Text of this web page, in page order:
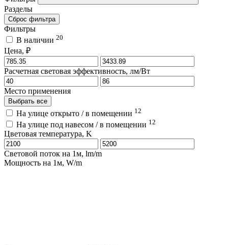
Разделы
Сброс фильтра
Фильтры
В наличии 20
Цена, ₽
Расчетная световая эффективность, лм/Вт
Место применения
Выбрать все
На улице открыто / в помещении 12
На улице под навесом / в помещении 12
Цветовая температура, K
Световой поток на 1м, lm/m
Мощность на 1м, W/m